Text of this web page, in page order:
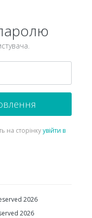
на сторінкуувійти в
2026
2026